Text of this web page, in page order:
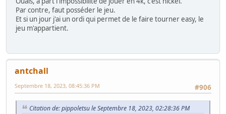
Par contre, faut posséder le jeu.
Et si un jour j'ai un ordi qui permet de le faire tourner easy, le
jeu m'appartient.
antchall
#906
Septembre 18, 2023, 08:45:36 PM
Citation de: pippoletsu le Septembre 18, 2023, 02:28:36 PM